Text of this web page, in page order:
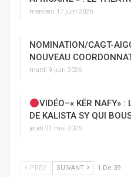
mercredi 17 juin 2026
NOMINATION/CAGT-
NOUVEAU
mardi 9 juin 2026
VIDÉO–« KËR NAFY» :
DE KALISTA SY QUI
jeudi 21 mai 2026
PREV SUIVANT 1 De 39